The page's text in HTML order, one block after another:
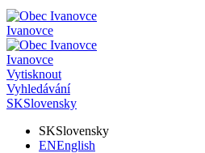
Ivanovce
Ivanovce
Vytisknout
Vyhledávání
SKSlovensky
SKSlovensky
ENEnglish